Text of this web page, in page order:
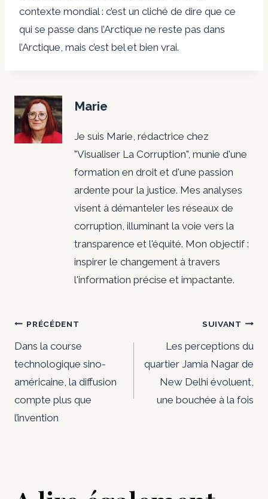
contexte mondial : c’est un cliché de dire que ce
qui se passe dans l’Arctique ne reste pas dans
l’Arctique, mais c’est bel et bien vrai.
Marie
Je suis Marie, rédactrice chez
"Visualiser La Corruption", munie d'une
formation en droit et d'une passion
ardente pour la justice. Mes analyses
visent à démanteler les réseaux de
corruption, illuminant la voie vers la
transparence et l'équité. Mon objectif :
inspirer le changement à travers
l'information précise et impactante.
Navigation
de
l’article
PRÉCÉDENT
Dans la course
technologique sino-
américaine, la diffusion
compte plus que
l’invention
SUIVANT
Les perceptions du
quartier Jamia Nagar de
New Delhi évoluent,
une bouchée à la fois